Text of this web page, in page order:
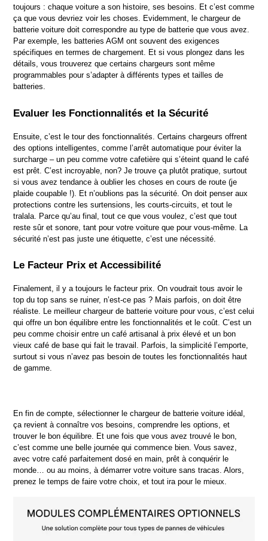
toujours : chaque voiture a son histoire, ses besoins. Et c’est comme
ça que vous devriez voir les choses. Evidemment, le chargeur de
batterie voiture doit correspondre au type de batterie que vous avez.
Par exemple, les batteries AGM ont souvent des exigences
spécifiques en termes de chargement. Et si vous plongez dans les
détails, vous trouverez que certains chargeurs sont même
programmables pour s’adapter à différents types et tailles de
batteries.
Evaluer les Fonctionnalités et la Sécurité
Ensuite, c’est le tour des fonctionnalités. Certains chargeurs offrent
des options intelligentes, comme l’arrêt automatique pour éviter la
surcharge – un peu comme votre cafetière qui s’éteint quand le café
est prêt. C’est incroyable, non? Je trouve ça plutôt pratique, surtout
si vous avez tendance à oublier les choses en cours de route (je
plaide coupable !). Et n’oublions pas la sécurité. On doit penser aux
protections contre les surtensions, les courts-circuits, et tout le
tralala. Parce qu’au final, tout ce que vous voulez, c’est que tout
reste sûr et sonore, tant pour votre voiture que pour vous-même. La
sécurité n’est pas juste une étiquette, c’est une nécessité.
Le Facteur Prix et Accessibilité
Finalement, il y a toujours le facteur prix. On voudrait tous avoir le
top du top sans se ruiner, n’est-ce pas ? Mais parfois, on doit être
réaliste. Le meilleur chargeur de batterie voiture pour vous, c’est celui
qui offre un bon équilibre entre les fonctionnalités et le coût. C’est un
peu comme choisir entre un café artisanal à prix élevé et un bon
vieux café de base qui fait le travail. Parfois, la simplicité l’emporte,
surtout si vous n’avez pas besoin de toutes les fonctionnalités haut
de gamme.
En fin de compte, sélectionner le chargeur de batterie voiture idéal,
ça revient à connaître vos besoins, comprendre les options, et
trouver le bon équilibre. Et une fois que vous avez trouvé le bon,
c’est comme une belle journée qui commence bien. Vous savez,
avec votre café parfaitement dosé en main, prêt à conquérir le
monde… ou au moins, à démarrer votre voiture sans tracas. Alors,
prenez le temps de faire votre choix, et tout ira pour le mieux.